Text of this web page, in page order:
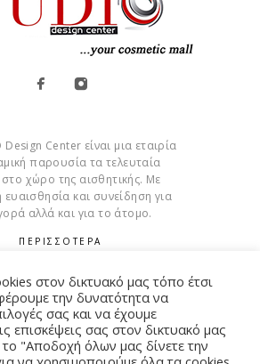
Design Center είναι μια εταιρία
παρουσία τα τελευταία
χώρο της αισθητικής. Με
ευαισθησία και συνείδηση για
αλλά και για το άτομο.
ΠΕΡΙΣΣΟΤΕΡΑ
Cookies
στον δικτυακό μας τόπο έτσι
την δυνατότητα να
σας και να έχουμε
επισκέψεις σας στον δικτυακό μας
"Αποδοχή όλων μας δίνετε την